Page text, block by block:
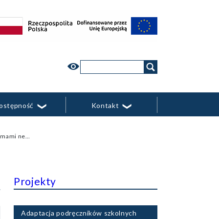
w
Kontakt
Projekty
Adaptacja podręczników szkolnych